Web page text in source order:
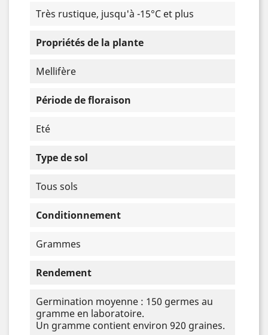
Très rustique, jusqu'à -15°C et plus
Propriétés de la plante
Mellifère
Période de floraison
Eté
Type de sol
Tous sols
Conditionnement
Grammes
Rendement
Germination moyenne : 150 germes au
gramme en laboratoire.
Un gramme contient environ 920 graines.